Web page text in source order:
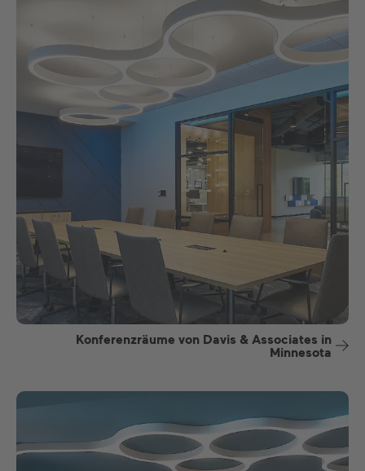
Konferenzräume von Davis & Associates in
Minnesota